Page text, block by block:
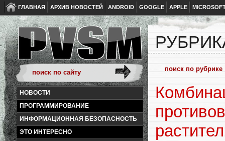
ГЛАВНАЯ АРХИВ НОВОСТЕЙ ANDROID GOOGLE APPLE
НОВОСТИ
ПРОГРАММИРОВАНИЕ
ИНФОРМАЦИОННАЯ БЕЗОПАСНОСТЬ
ЭТО ИНТЕРЕСНО